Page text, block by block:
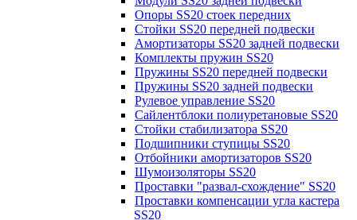
Опоры SS20 стоек передних
Стойки SS20 передней подвески
Амортизаторы SS20 задней подвески
Комплекты пружин SS20
Пружины SS20 передней подвески
Пружины SS20 задней подвески
Рулевое управление SS20
Сайлентблоки полиуретановые SS20
Стойки стабилизатора SS20
Подшипники ступицы SS20
Отбойники амортизаторов SS20
Шумоизоляторы SS20
Проставки "развал-схождение" SS20
Проставки компенсации угла кастера
SS20